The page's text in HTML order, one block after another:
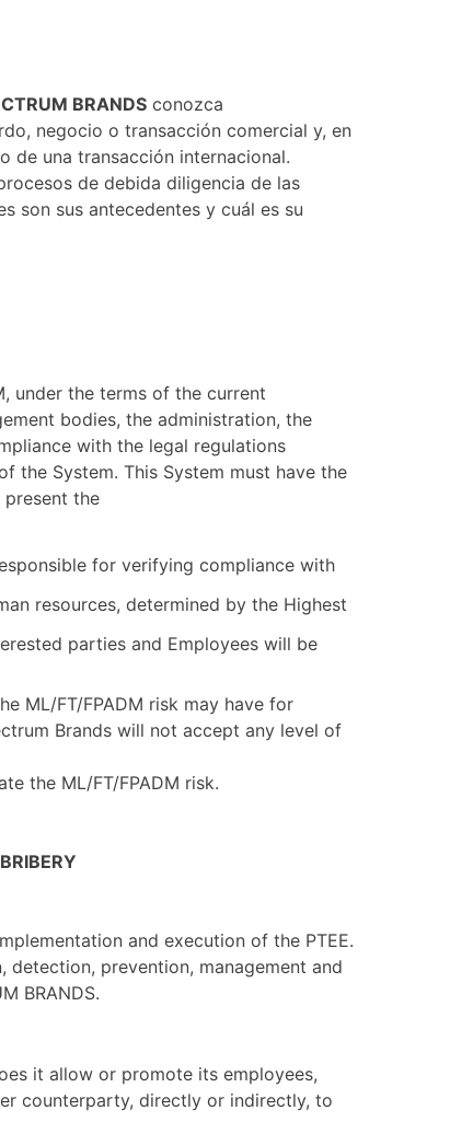
BRANDSconozca
negocio o transacción comercial y, en
de una transacción internacional.
de debida diligencia de las
son sus antecedentes y cuál es su
under the terms of the current
bodies, the administration, the
with the legal regulations
the System. This System must have the
the
for verifying compliance with
resources, determined by the Highest
parties and Employees will be
ML/FT/FPADM risk may have for
Brands will not accept any level of
the ML/FT/FPADM risk.
and execution of the PTEE.
prevention, management and
BRANDS.
it allow or promote its employees,
counterparty, directly or indirectly, to